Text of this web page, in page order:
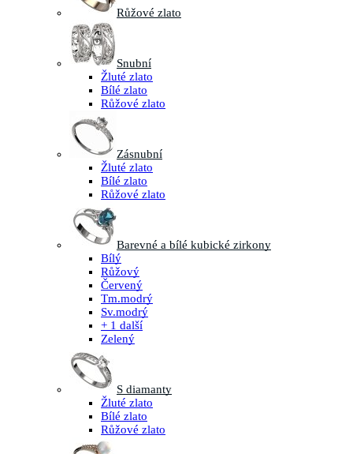
Růžové zlato
Snubní
Žluté zlato
Bílé zlato
Růžové zlato
Zásnubní
Žluté zlato
Bílé zlato
Růžové zlato
Barevné a bílé kubické zirkony
Bílý
Růžový
Červený
Tm.modrý
Sv.modrý
+ 1 další
Zelený
S diamanty
Žluté zlato
Bílé zlato
Růžové zlato